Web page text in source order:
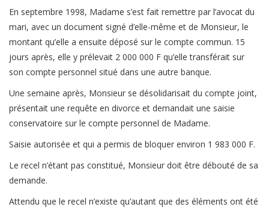
En septembre 1998, Madame s’est fait remettre par l’avocat du
mari, avec un document signé d’elle-même et de Monsieur, le
montant qu’elle a ensuite déposé sur le compte commun. 15
jours après, elle y prélevait 2 000 000 F qu’elle transférait sur
son compte personnel situé dans une autre banque.
Une semaine après, Monsieur se désolidarisait du compte joint,
présentait une requête en divorce et demandait une saisie
conservatoire sur le compte personnel de Madame.
Saisie autorisée et qui a permis de bloquer environ 1 983 000 F.
Le recel n’étant pas constitué, Monsieur doit être débouté de sa
demande.
Attendu que le recel n’existe qu’autant que des éléments ont été